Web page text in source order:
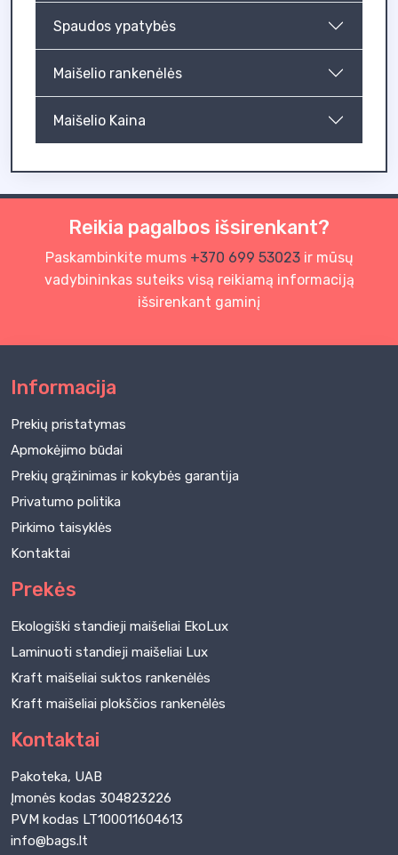
Spaudos ypatybės
Maišelio rankenėlės
Maišelio Kaina
Reikia pagalbos išsirenkant?
Paskambinkite mums +370 699 53023ir mūsų
vadybininkas suteiks visą reikiamą informaciją
išsirenkant gaminį
Informacija
Prekių pristatymas
Apmokėjimo būdai
Prekių grąžinimas ir kokybės garantija
Privatumo politika
Pirkimo taisyklės
Kontaktai
Prekės
Ekologiški standieji maišeliai EkoLux
Laminuoti standieji maišeliai Lux
Kraft maišeliai suktos rankenėlės
Kraft maišeliai plokščios rankenėlės
Kontaktai
Pakoteka, UAB
Įmonės kodas 304823226
PVM kodas LT100011604613
info@bags.lt